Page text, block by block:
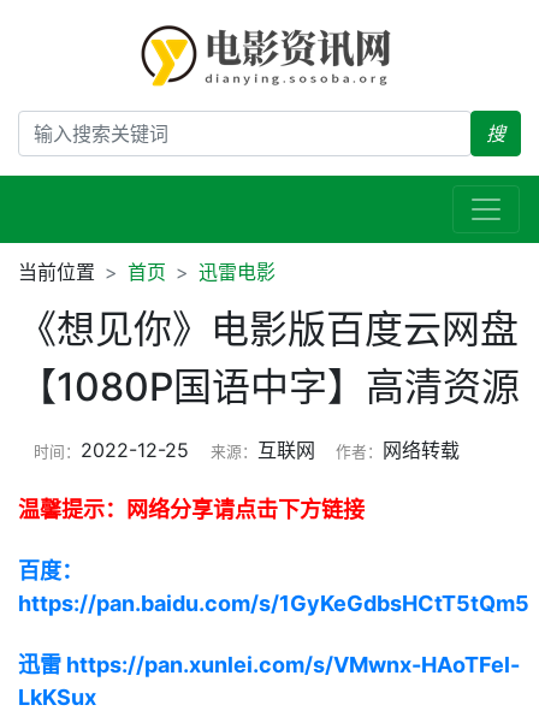
搜
当前位置 首页 迅雷电影
《想见你》电影版百度云网盘
【1080P国语中字】高清资源
时间： 2022-12-25 来源： 互联网 作者： 网络转载
温馨提示：网络分享请点击下方链接
百度：
https://pan.baidu.com/s/1GyKeGdbsHCtT5tQm5
迅雷 https://pan.xunlei.com/s/VMwnx-HAoTFel-
LkKSux